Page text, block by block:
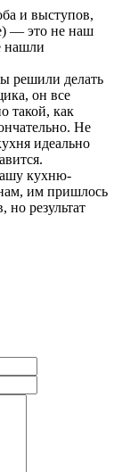
и выступов,
— это не наш
нашли
решили делать
он все
такой, как
Не
идеально
кухню-
им пришлось
результат